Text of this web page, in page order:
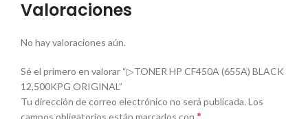
Valoraciones
No hay valoraciones aún.
Sé el primero en valorar “▷TONER HP CF450A (655A) BLACK
12,500KPG ORIGINAL”
Tu dirección de correo electrónico no será publicada.Los
*